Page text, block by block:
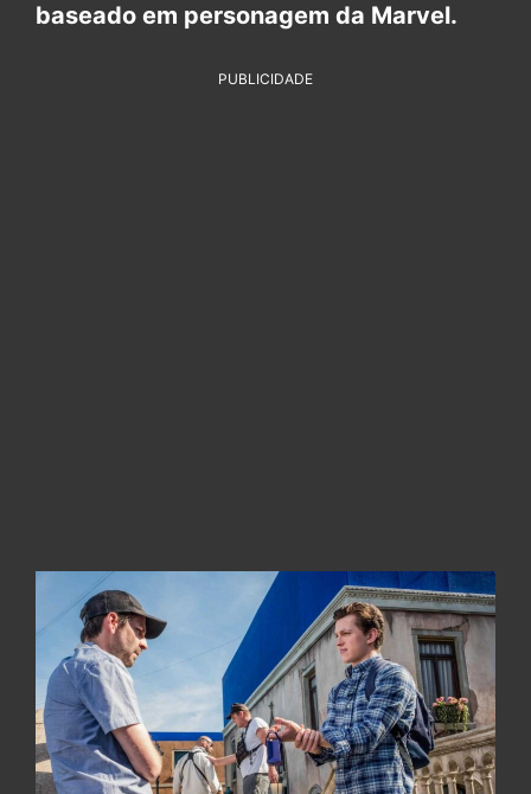
baseado em personagem da Marvel.
PUBLICIDADE